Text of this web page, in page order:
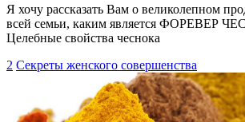
Я хочу рассказать Вам о великолепном
всей семьи, каким является ФОРЕВЕР
Целебные свойства чеснока
2 Секреты женского совершенства